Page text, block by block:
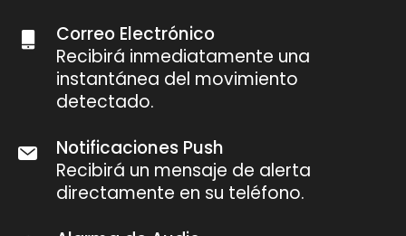
Correo Electrónico
Recibirá inmediatamente una
instantánea del movimiento
detectado.
Notificaciones Push
Recibirá un mensaje de alerta
directamente en su teléfono.